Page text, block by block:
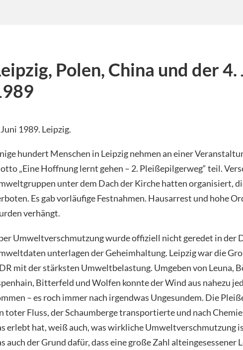
Polen, China und der 4.
1989. Leipzig.
hundert Menschen in Leipzig nehmen an einer
„Eine Hoffnung lernt gehen – 2. Pleißepilgerweg“ teil.
unter dem Dach der Kirche hatten organisiert,
Es gab vorläufige Festnahmen. Hausarrest und hohe
verhängt.
Umweltverschmutzung wurde offiziell nicht geredet in der
unterlagen der Geheimhaltung. Leipzig war die
mit der stärksten Umweltbelastung. Umgeben von Leuna,
Bitterfeld und Wolfen konnte der Wind aus nahezu
– es roch immer nach irgendwas Ungesundem. Die
toter Fluss, der Schaumberge transportierte und nach
erlebt hat, weiß auch, was wirkliche Umweltverschmutzung
auch der Grund dafür, dass eine große Zahl alteingesessener